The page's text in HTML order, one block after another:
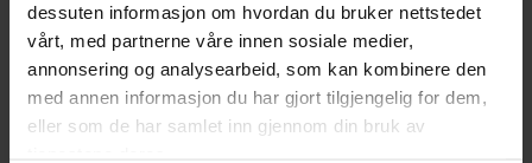
dessuten informasjon om hvordan du bruker nettstedet
vårt, med partnerne våre innen sosiale medier,
annonsering og analysearbeid, som kan kombinere den
med annen informasjon du har gjort tilgjengelig for dem,
eller som de har samlet inn gjennom din bruk av